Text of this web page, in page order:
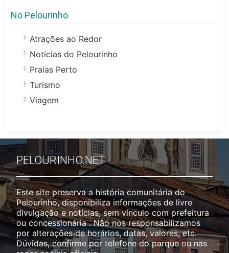
No Pelourinho
Atrações ao Redor
Notícias do Pelourinho
Praias Perto
Turismo
Viagem
PELOURINHO.NET
Este site preserva a história comunitária do
Pelourinho, disponibiliza informações de livre
divulgação e notícias, sem vínculo com prefeitura
ou concessionária . Não nos responsabilizamos
por alterações de horários, datas, valores, etc.
Dúvidas, confirme por telefone do parque ou nas